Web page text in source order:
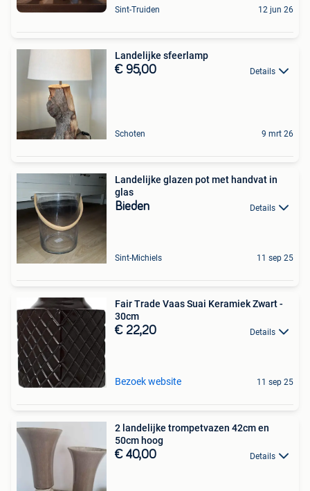
Sint-Truiden 12 jun 26
Landelijke sfeerlamp
€ 95,00 Details
Schoten 9 mrt 26
Landelijke glazen pot met handvat in
glas
Bieden Details
Sint-Michiels 11 sep 25
Fair Trade Vaas Suai Keramiek Zwart -
30cm
€ 22,20 Details
Bezoek website 11 sep 25
2 landelijke trompetvazen 42cm en
50cm hoog
€ 40,00 Details